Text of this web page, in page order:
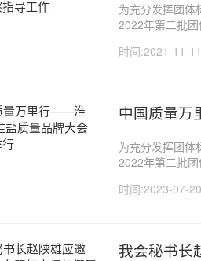
为充分发挥团体
2022年第二批
围绕新产品、新
时间:2021-11-11
中国质量
为充分发挥团体
2022年第二批
围绕新产品、新
时间:2023-07-20
我会秘书长